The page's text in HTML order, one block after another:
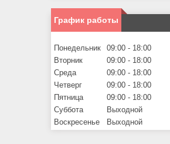
График работы
Понедельник 09:00
18:00
Вторник
09:00
18:00
Среда
09:00
18:00
Четверг
09:00
18:00
Пятница
09:00
18:00
Суббота
Выходной
Воскресенье
Выходной